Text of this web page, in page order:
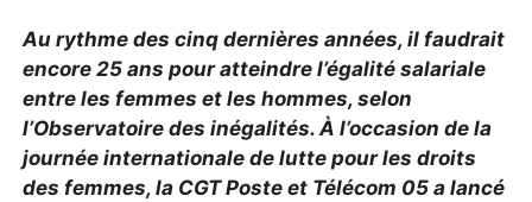
Au rythme des cinq dernières années, il faudrait
encore 25 ans pour atteindre l’égalité salariale
entre les femmes et les hommes, selon
l’Observatoire des inégalités. À l’occasion de la
journée internationale de lutte pour les droits
des femmes, la CGT Poste et Télécom 05 a lancé